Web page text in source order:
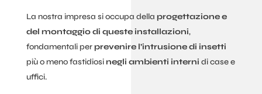
La nostra impresa si occupa della progettazione e
del montaggio di queste installazioni,
fondamentali perprevenire l’intrusione di insetti
più o meno fastidiosinegli ambienti interni di case e
uffici.